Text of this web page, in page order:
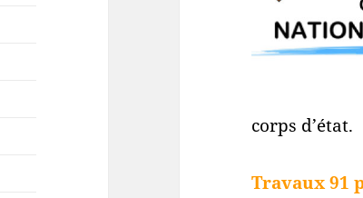
corps d’état.
Travaux 91